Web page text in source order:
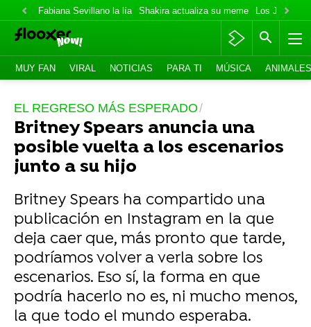
Fabiana Sevillano la lía Shakira actualiza su meme Los Jonas
MUY FAN VIRAL NOTICIAS PARA TI MÚSICA ANIMALES
EL REGRESO MÁS ESPERADO
Britney Spears anuncia una
posible vuelta a los escenarios
junto a su hijo
Britney Spears ha compartido una
publicación en Instagram en la que
deja caer que, más pronto que tarde,
podríamos volver a verla sobre los
escenarios. Eso sí, la forma en que
podría hacerlo no es, ni mucho menos,
la que todo el mundo esperaba.